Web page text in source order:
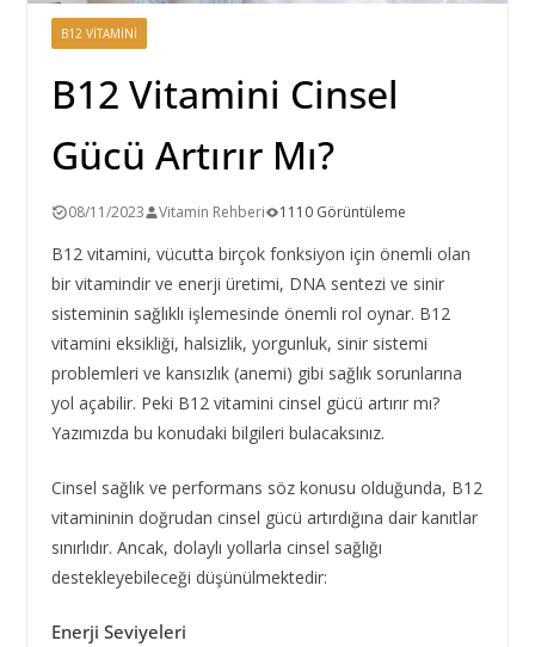
B12 VITAMINI
B12 Vitamini Cinsel
Gücü Artırır Mı?
08/11/2023 Vitamin Rehberi 1110 Görüntüleme
B12 vitamini, vücutta birçok fonksiyon için önemli olan
bir vitamindir ve enerji üretimi, DNA sentezi ve sinir
sisteminin sağlıklı işlemesinde önemli rol oynar. B12
vitamini eksikliği, halsizlik, yorgunluk, sinir sistemi
problemleri ve kansızlık (anemi) gibi sağlık sorunlarına
yol açabilir. Peki B12 vitamini cinsel gücü artırır mı?
Yazımızda bu konudaki bilgileri bulacaksınız.
Cinsel sağlık ve performans söz konusu olduğunda, B12
vitamininin doğrudan cinsel gücü artırdığına dair kanıtlar
sınırlıdır. Ancak, dolaylı yollarla cinsel sağlığı
destekleyebileceği düşünülmektedir:
Enerji Seviyeleri